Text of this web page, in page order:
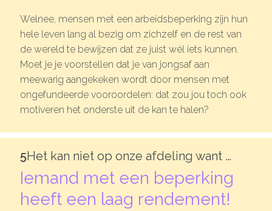
Welnee, mensen met een arbeidsbeperking zijn hun
hele leven lang al bezig om zichzelf en de rest van
de wereld te bewijzen dat ze juist wél iets kunnen.
Moet je je voorstellen dat je van jongsaf aan
meewarig aangekeken wordt door mensen met
ongefundeerde vooroordelen: dat zou jou toch ook
motiveren het onderste uit de kan te halen?
5Het kan niet op onze afdeling want …
Iemand met een beperking
heeft een laag rendement!